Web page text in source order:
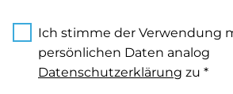
Ich stimme der Verwendung
persönlichen Daten analog
Datenschutzerklärung zu *